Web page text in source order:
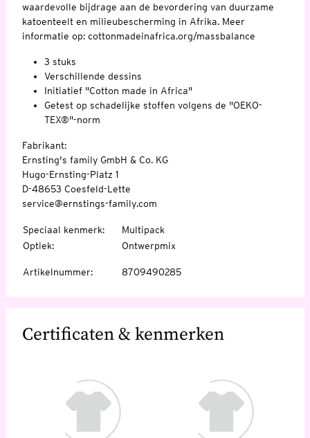
waardevolle bijdrage aan de bevordering van duurzame
katoenteelt en milieubescherming in Afrika. Meer
informatie op: cottonmadeinafrica.org/massbalance
3 stuks
Verschillende dessins
Initiatief "Cotton made in Africa"
Getest op schadelijke stoffen volgens de "OEKO-
TEX®"-norm
Fabrikant:
Ernsting's family GmbH & Co. KG
Hugo-Ernsting-Platz 1
D-48653 Coesfeld-Lette
service@ernstings-family.com
Speciaal kenmerk:
Multipack
Optiek: Ontwerpmix
Artikelnummer: 8709490285
Certificaten & kenmerken